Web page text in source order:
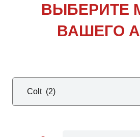
ВЫБЕРИТЕ
ВАШЕГО